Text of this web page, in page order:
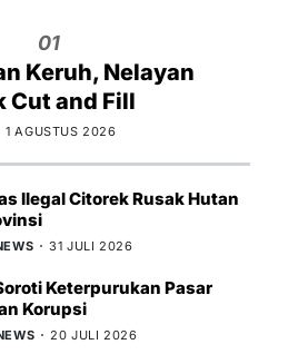
01
Keruh, Nelayan
Cut and Fill
1 AGUSTUS 2026
Ilegal Citorek Rusak Hutan
31 JULI 2026
Keterpurukan Pasar
Korupsi
20 JULI 2026